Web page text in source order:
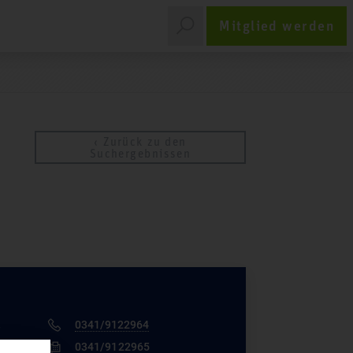
Mitglied werden
0341/9122964
0341/9122965